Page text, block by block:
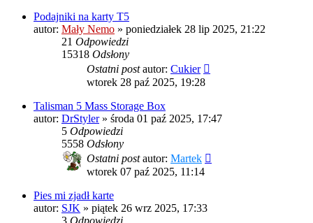
Podajniki na karty T5
autor: Mały Nemo » poniedziałek 28 lip 2025, 21:22
21 Odpowiedzi
15318 Odsłony
Ostatni postautor: Cukier
wtorek 28 paź 2025, 19:28
Talisman 5 Mass Storage Box
autor: DrStyler» środa 01 paź 2025, 17:47
5 Odpowiedzi
5558 Odsłony
Ostatni postautor: Martek
wtorek 07 paź 2025, 11:14
Pies mi zjadł karte
autor: SJK » piątek 26 wrz 2025, 17:33